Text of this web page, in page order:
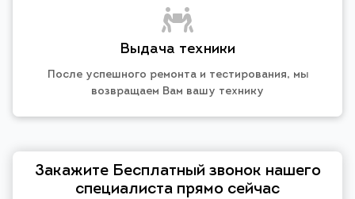
Выдача техники
После успешного ремонта и тестирования, мы
возвращаем Вам вашу технику
Закажите Бесплатный звонок нашего
специалиста прямо сейчас